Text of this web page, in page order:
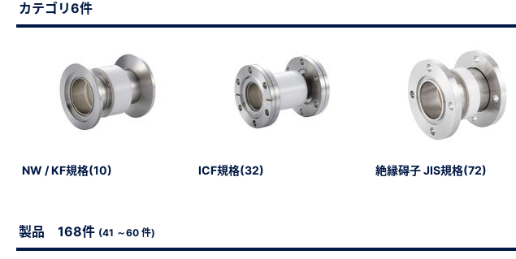
カテゴリ6件
NW / KF規格(10) ICF規格(32) 絶縁碍子 JIS規格(72)
製品 168件 (41 ～60 件)